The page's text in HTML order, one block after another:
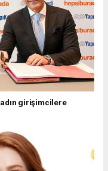
girişimcilere